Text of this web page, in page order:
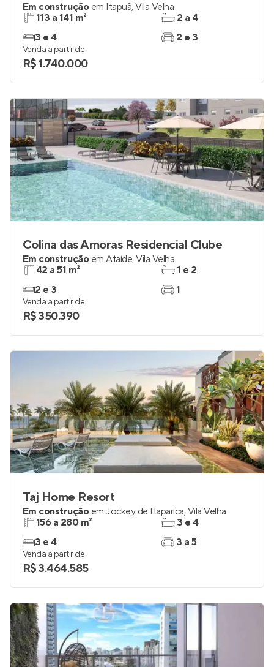
Em construção em Itapuã,Vila Velha
113 a 141 m²
3 e 4
2 a 4
2 e 3
Venda a partir de
R$ 1.740.000
Colina das Amoras Residencial Clube
Em construção em Ataíde,Vila Velha
42 a 51 m²
2 e 3
1 e 2
1
Venda a partir de
R$ 350.390
Taj Home Resort
Em construção em Jockey de Itaparica,Vila Velha
156 a 280 m²
3 e 4
3 e 4
3 a 5
Venda a partir de
R$ 3.464.585